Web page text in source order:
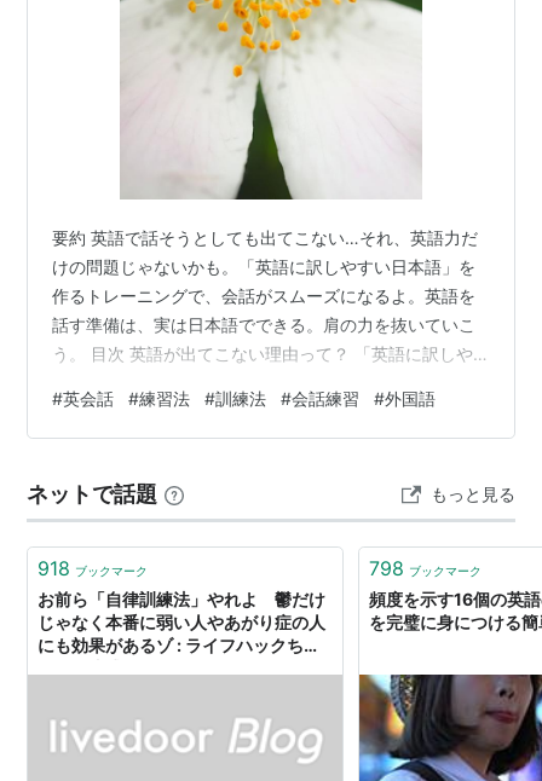
要約 英語で話そうとしても出てこない…それ、英語力だ
けの問題じゃないかも。「英語に訳しやすい日本語」を
作るトレーニングで、会話がスムーズになるよ。英語を
話す準備は、実は日本語でできる。肩の力を抜いていこ
う。 目次 英語が出てこない理由って？ 「英語に訳しや
い日本語は分割すればいい 会話でも試験でも使えるスキ
ル 結局いちばん大事なこと 🌐 この記事を書いた人：こっ
てこない理由って？ 英語を話そう！って意気込んだ瞬
間、頭が真っ白になることってあるよね。文法も単語も
ある程度知ってるはずなのに…
#英会話 #練習法 #訓練法 #会話練習 #外国語
ネットで話題 もっと見る
918 ブックマーク
お前ら「自律訓練法」やれよ 鬱だけ
じゃなく本番に弱い人やあがり症の人
にも効果があるゾ : ライフハックちゃ
798 ブックマーク
頻度を示す16個の英
を完璧に身につける